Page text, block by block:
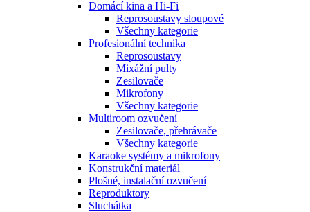
Domácí kina a Hi-Fi
Reprosoustavy sloupové
Všechny kategorie
Profesionální technika
Reprosoustavy
Mixážní pulty
Zesilovače
Mikrofony
Všechny kategorie
Multiroom ozvučení
Zesilovače, přehrávače
Všechny kategorie
Karaoke systémy a mikrofony
Konstrukční materiál
Plošné, instalační ozvučení
Reproduktory
Sluchátka